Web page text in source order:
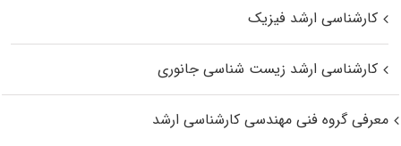
کارشناسی ارشد فیزیک
کارشناسی ارشد زیست‌ شناسی جانوری
معرفی گروه فنی مهندسی کارشناسی ارشد